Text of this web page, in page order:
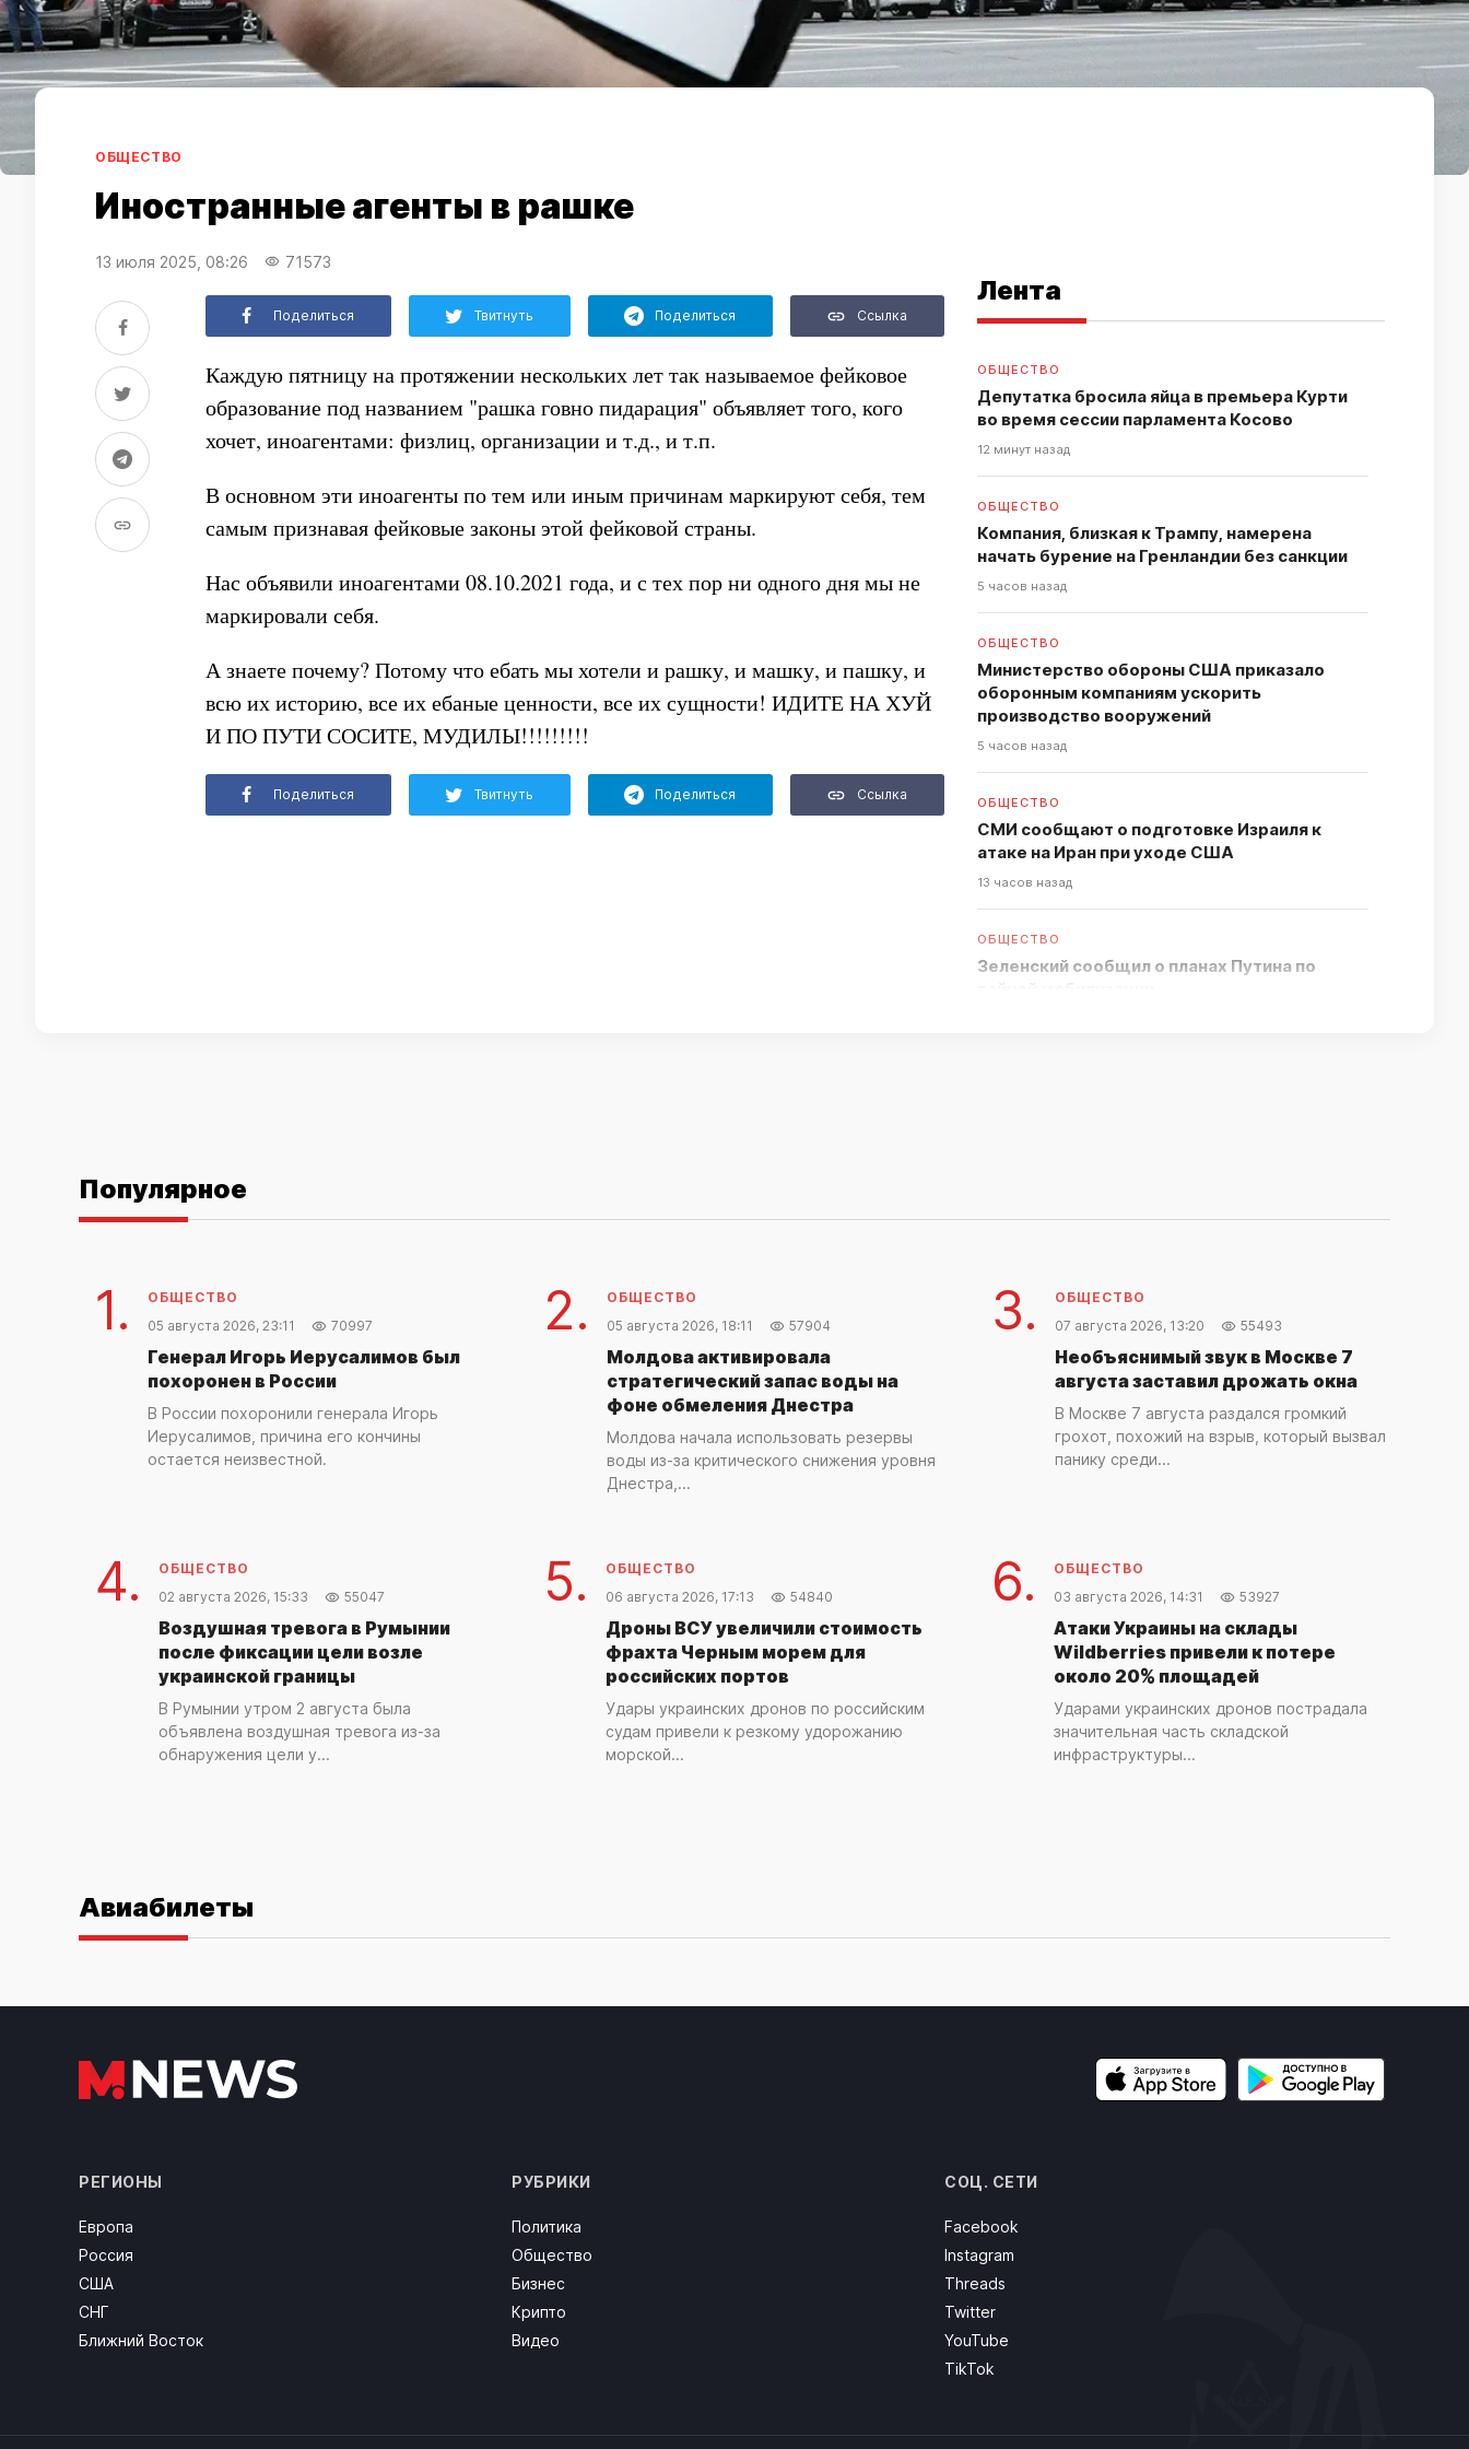
ОБЩЕСТВО
Иностранные агенты в рашке
13 июля 2025, 08:26 71573
Поделиться Твитнуть Поделиться Ссылка
Каждую пятницу на протяжении нескольких лет так называемое фейковое
образование под названием "рашка говно пидарация" объявляет того, кого
хочет, иноагентами: физлиц, организации и т.д., и т.п.
В основном эти иноагенты по тем или иным причинам маркируют себя, тем
самым признавая фейковые законы этой фейковой страны.
Нас объявили иноагентами 08.10.2021 года, и с тех пор ни одного дня мы не
маркировали себя.
А знаете почему? Потому что ебать мы хотели и рашку, и машку, и пашку, и
всю их историю, все их ебаные ценности, все их сущности! ИДИТЕ НА ХУЙ
И ПО ПУТИ СОСИТЕ, МУДИЛЫ!!!!!!!!!
Поделиться Твитнуть Поделиться Ссылка
Лента
ОБЩЕСТВО
Депутатка бросила яйца в премьера Курти
во время сессии парламента Косово
12 минут назад
ОБЩЕСТВО
Компания, близкая к Трампу, намерена
начать бурение на Гренландии без санкции
5 часов назад
ОБЩЕСТВО
Министерство обороны США приказало
оборонным компаниям ускорить
производство вооружений
5 часов назад
ОБЩЕСТВО
СМИ сообщают о подготовке Израиля к
атаке на Иран при уходе США
13 часов назад
ОБЩЕСТВО
Зеленский сообщил о планах Путина по
18 часов назад
ОБЩЕСТВО
Турция ввела ограничения для
инцидентов
ходе войны против Украины
19 часов назад
ОБЩЕСТВО
Беспилотник взорвался у газопровода в
Испания установила пограничный контроль
Популярное
1.
ОБЩЕСТВО
05 августа 2026, 23:11
70997
Генерал Игорь Иерусалимов был
похоронен в России
В России похоронили генерала Игорь
Иерусалимов, причина его кончины
остается неизвестной.
2.
ОБЩЕСТВО
05 августа 2026, 18:11
57904
Молдова активировала
стратегический запас воды на
фоне обмеления Днестра
Молдова начала использовать резервы
воды из-за критического снижения уровня
Днестра,...
3.
ОБЩЕСТВО
07 августа 2026, 13:20
55493
Необъяснимый звук в Москве 7
августа заставил дрожать окна
В Москве 7 августа раздался громкий
грохот, похожий на взрыв, который вызвал
панику среди...
4.
ОБЩЕСТВО
02 августа 2026, 15:33
55047
Воздушная тревога в Румынии
после фиксации цели возле
украинской границы
В Румынии утром 2 августа была
объявлена воздушная тревога из-за
обнаружения цели у...
5.
ОБЩЕСТВО
06 августа 2026, 17:13
54840
Дроны ВСУ увеличили стоимость
фрахта Черным морем для
российских портов
Удары украинских дронов по российским
судам привели к резкому удорожанию
морской...
6.
ОБЩЕСТВО
03 августа 2026, 14:31
53927
Атаки Украины на склады
Wildberries привели к потере
около 20% площадей
Ударами украинских дронов пострадала
значительная часть складской
инфраструктуры...
Авиабилеты
РЕГИОНЫ
Европа
Россия
США
СНГ
Ближний Восток
РУБРИКИ
Политика
Общество
Бизнес
Крипто
Видео
СОЦ. СЕТИ
Facebook
Instagram
Threads
Twitter
YouTube
TikTok